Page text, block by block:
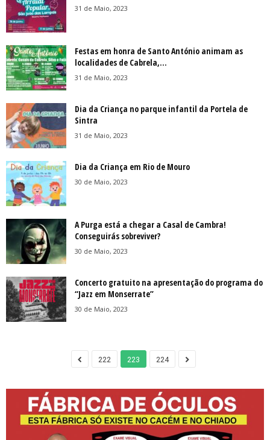
31 de Maio, 2023
Festas em honra de Santo António animam as
localidades de Cabrela,...
31 de Maio, 2023
Dia da Criança no parque infantil da Portela de
Sintra
31 de Maio, 2023
Dia da Criança em Rio de Mouro
30 de Maio, 2023
A Purga está a chegar a Casal de Cambra!
Conseguirás sobreviver?
30 de Maio, 2023
Concerto gratuito na apresentação do programa do
“Jazz em Monserrate”
30 de Maio, 2023
222 223 224